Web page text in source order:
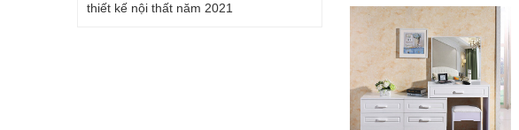
thiết kế nội thất năm 2021